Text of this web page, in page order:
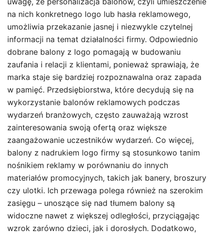
na nich konkretnego logo lub hasła reklamowego,
umożliwia przekazanie jasnej i niezwykle czytelnej
informacji na temat działalności firmy. Odpowiednio
dobrane balony z logo pomagają w budowaniu
zaufania i relacji z klientami, ponieważ sprawiają, że
marka staje się bardziej rozpoznawalna oraz zapada
w pamięć. Przedsiębiorstwa, które decydują się na
wykorzystanie balonów reklamowych podczas
wydarzeń branżowych, często zauważają wzrost
zainteresowania swoją ofertą oraz większe
zaangażowanie uczestników wydarzeń. Co więcej,
balony z nadrukiem logo firmy są stosunkowo tanim
nośnikiem reklamy w porównaniu do innych
materiałów promocyjnych, takich jak banery, broszury
czy ulotki. Ich przewaga polega również na szerokim
zasięgu – unoszące się nad tłumem balony są
widoczne nawet z większej odległości, przyciągając
wzrok zarówno dzieci, jak i dorosłych. Dodatkowo,